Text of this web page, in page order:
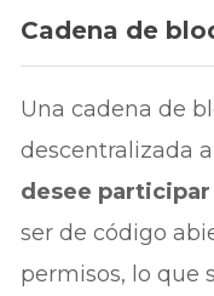
Cadena de
Una cadena de
descentralizada
desee participar
ser de código
permisos, lo que